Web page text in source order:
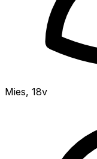
Mies, 18v